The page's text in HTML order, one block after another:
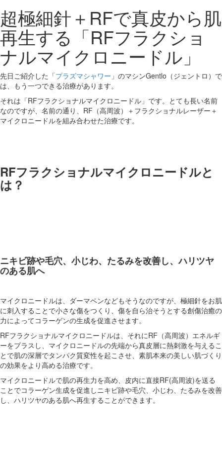
超極細針＋RFで真皮から肌
再生する「RFフラクショ
ナルマイクロニードル」
先日ご紹介した「プラズマシャワー 」のマシンGentlo（ジェントロ）で
は、もう一つできる治療があります。
それは「RFフラクショナルマイクロニードル」です。とても長い名前
なのですが、名前の通り、RF（高周波）＋フラクショナルレーザー＋
マイクロニードルを組み合わせた治療です。
RFフラクショナルマイクロニードルと
は？
ニキビ跡や毛穴、小じわ、たるみを改善し、ハリツヤ
のある肌へ
マイクロニードルは、ダーマペンなどもそうなのですが、極細針をお肌
に刺入することで小さな傷をつくり、傷を自ら治そうとする創傷治癒の
力によってコラーゲンの生成を促進させます。
RFフラクショナルマイクロニードルは、それにRF（高周波）エネルギ
ーをプラスし、マイクロニードルの先端から真皮層に熱刺激を与えるこ
とで肌の深層でタンパク質変性を起こさせ、素肌本来の美しい肌づくり
の効果をより高める治療です。
マイクロニードルで肌の再生力を高め、皮内に直接RF(高周波)を送る
ことでコラーゲン生成を促進しニキビ跡や毛穴、小じわ、たるみを改善
し、ハリツヤのある肌へ再生することができます。